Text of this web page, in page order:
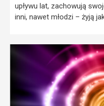
upływu lat, zachowują
inni, nawet młodzi – żyją